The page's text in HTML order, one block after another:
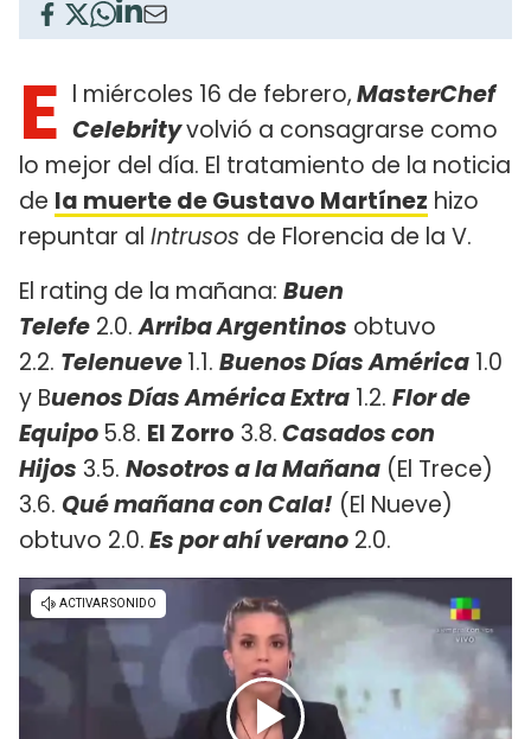
E l miércoles 16 de febrero,MasterChef
Celebrityvolvió a consagrarse como
lo mejor del día. El tratamiento de la noticia
de la muerte de Gustavo Martínez hizo
repuntar al Intrusos de Florencia de la V.
El rating de la mañana: Buen
Telefe 2.0.Arriba Argentinos obtuvo
2.2. Telenueve1.1. Buenos Días América 1.0
y Buenos Días América Extra 1.2. Flor de
Equipo5.8. El Zorro 3.8.Casados con
Hijos 3.5. Nosotros a la Mañana (El Trece)
3.6. Qué mañana con Cala! (El Nueve)
obtuvo 2.0.Es por ahí verano 2.0.